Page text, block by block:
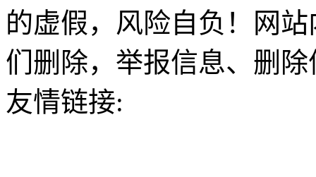
的虚假，风险自负！网
们删除，举报信息、删
友情链接: